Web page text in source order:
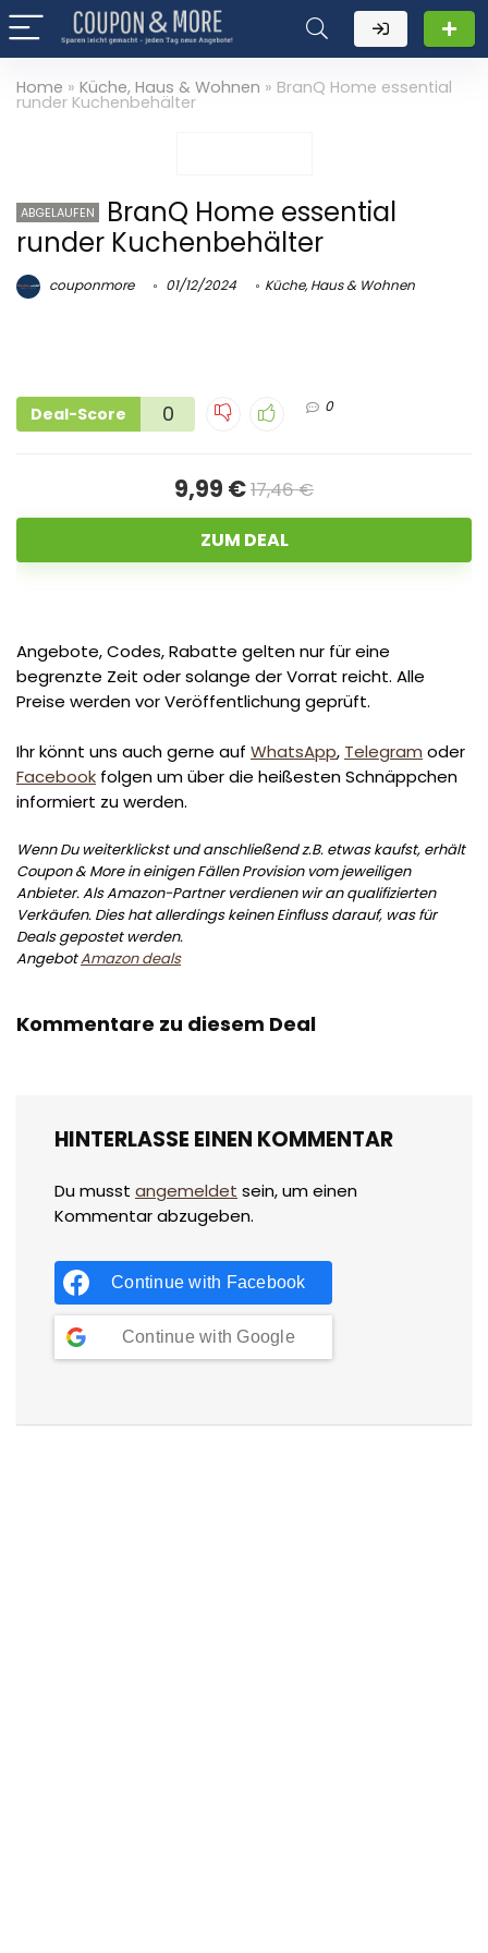
Home » Küche, Haus & Wohnen » BranQ Home essential
runder Kuchenbehälter
ABGELAUFEN
BranQ Home essential
runder Kuchenbehälter
couponmore 01/12/2024 Küche, Haus & Wohnen
Deal-Score 0 0
9,99 €17,46 €
ZUM DEAL
Angebote, Codes, Rabatte gelten nur für eine
begrenzte Zeit oder solange der Vorrat reicht. Alle
Preise werden vor Veröffentlichung geprüft.
Ihr könnt uns auch gerne auf WhatsApp, Telegram oder
Facebook folgen um über die heißesten Schnäppchen
informiert zu werden.
Wenn Du weiterklickst und anschließend z.B. etwas kaufst, erhält
Coupon & More in einigen Fällen Provision vom jeweiligen
Anbieter. Als Amazon-Partner verdienen wir an qualifizierten
Verkäufen. Dies hat allerdings keinen Einfluss darauf, was für
Deals gepostet werden.
AngebotAmazon deals
Kommentare zu diesem Deal
HINTERLASSE EINEN KOMMENTAR
Du musst angemeldet sein, um einen
Kommentar abzugeben.
Continue with Facebook
Continue with Google